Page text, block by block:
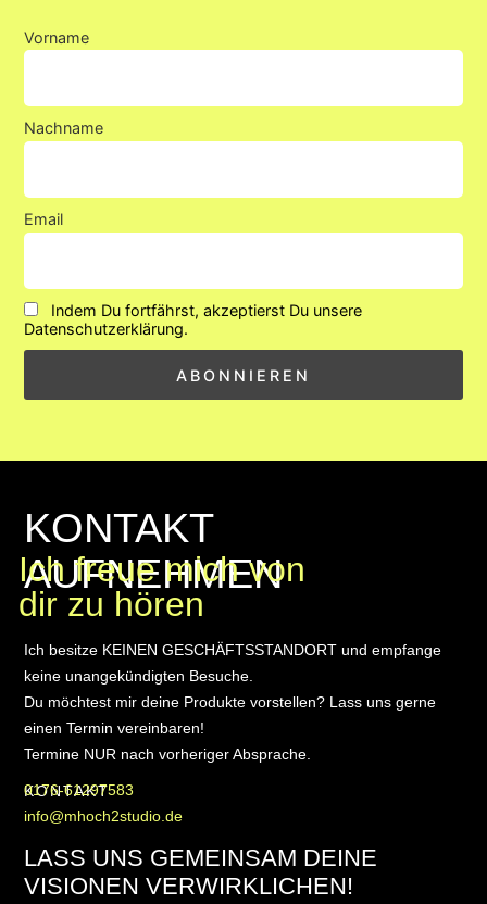
Vorname
Nachname
Email
Indem Du fortfährst, akzeptierst Du unsere
Datenschutzerklärung.
KONTAKT
AUFNEHMEN
Ich freue mich von
dir zu hören
Ich besitze KEINEN GESCHÄFTSSTANDORT und empfange
keine unangekündigten Besuche.
Du möchtest mir deine Produkte vorstellen? Lass uns gerne
einen Termin vereinbaren!
Termine NUR nach vorheriger Absprache.
KONTAKT
0176-61297583
info@mhoch2studio.de
LASS UNS GEMEINSAM DEINE
VISIONEN VERWIRKLICHEN!